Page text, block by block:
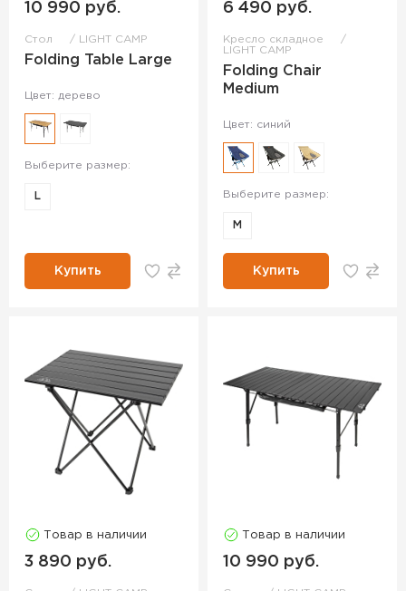
10 990 руб.
Стол LIGHT CAMP
Folding Table Large
Цвет: дерево
Выберите размер:
L
Купить
6 490 руб.
Кресло складное
LIGHT CAMP
Folding Chair
Medium
Цвет: синий
Выберите размер:
M
Купить
Товар в наличии
3 890 руб.
Товар в наличии
10 990 руб.